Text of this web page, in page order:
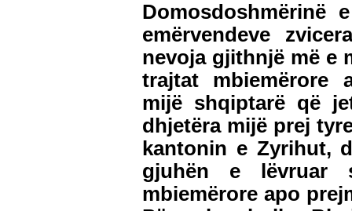
Domosdoshmërinë
emërvendeve
nevoja gjithnjë më e
trajtat mbiemërore
mijë shqiptarë që
dhjetëra mijë prej
kantonin e Zyrihut,
gjuhën e lëvruar
mbiemërore apo